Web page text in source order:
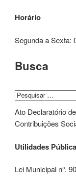
Horário
Segunda a Sexta:
Busca
Pesquisar
por:
Ato Declaratório
Contribuições
Utilidades
Lei Municipal nº.